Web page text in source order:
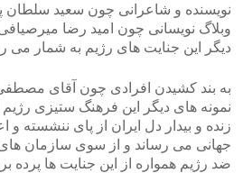
نویسنده و شاعرانی چون سعید سلطان
وبلاگ نویسانی چون امید رضا میرصیافی
دیگر این جنایت های رژیم به شمار می
به بند کشیدن افرادی چون آقای مصطفی
نمونه های دیگر این فرهنگ ستیزی
زنده و بیدار دل ایران از پای ننشسته
جهانی می رساند و از سوی سازمان
ضد رژیم همواره از این جنایت ها پرده